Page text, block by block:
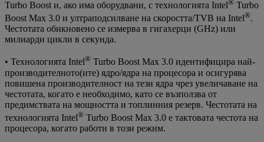
Turbo Boost и, ако има оборудвани, с технологията Intel® Turbo
Boost Max 3.0 и ултраподсилване на скоростта/TVB на Intel®.
Честотата обикновено се измерва в гигахерци (GHz) или
милиарди цикли в секунда.
• Технологията Intel® Turbo Boost Max 3.0 идентифицира най-
производителното(ите) ядро/ядра на процесора и осигурява
повишена производителност на тези ядра чрез увеличаване на
честотата, когато е необходимо, като се възползва от
предимствата на мощността и топлинния резерв. Честотата на
технологията Intel® Turbo Boost Max 3.0 е тактовата честота на
процесора, когато работи в този режим.